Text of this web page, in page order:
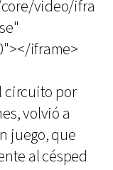
video/ifra
iframe>
circuito por
volvió a
juego, que
al césped